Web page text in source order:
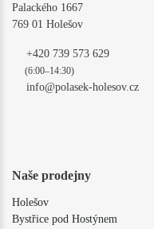
Palackého 1667
769 01 Holešov
+420 739 573 629
(6:00–14:30)
info@polasek-holesov.cz
Naše prodejny
Holešov
Bystřice pod Hostýnem